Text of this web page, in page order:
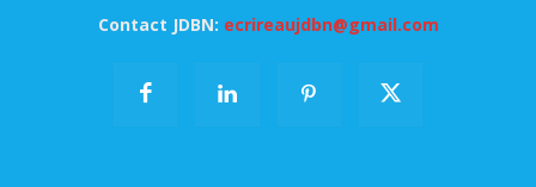
Contact JDBN: ecrireaujdbn@gmail.com